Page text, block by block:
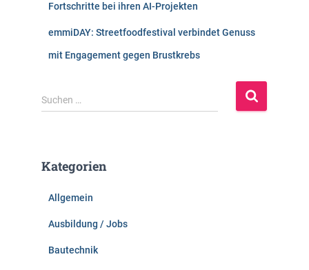
Fortschritte bei ihren AI-Projekten
emmiDAY: Streetfoodfestival verbindet Genuss
mit Engagement gegen Brustkrebs
S
u
n
Suchen …
Kategorien
Allgemein
Ausbildung / Jobs
Bautechnik